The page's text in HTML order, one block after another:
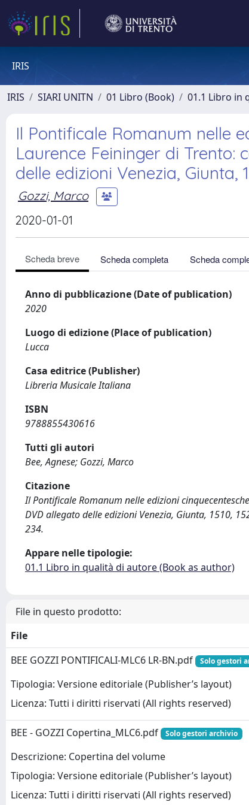
IRIS
IRIS SIARI UNITN 01 Libro (Book) 01.1 Libro in
Il Pontificale Romanum nelle
Laurence Feininger di Trento:
delle edizioni Venezia, Giunta,
Gozzi, Marco
2020-01-01
Scheda breve Scheda completa Scheda
Anno di pubblicazione (Date of publication)
2020
Luogo di edizione (Place of publication)
Lucca
Casa editrice (Publisher)
Libreria Musicale Italiana
ISBN
9788855430616
Tutti gli autori
Bee, Agnese; Gozzi, Marco
Citazione
Il Pontificale Romanum nelle edizioni
DVD allegato delle edizioni Venezia, Giunta, 1510,
234.
Appare nelle tipologie:
01.1 Libro in qualità di autore (Book as author)
File in questo prodotto:
File
BEE GOZZI PONTIFICALI-MLC6 LR-BN.pdf
Solo gestori
Tipologia: Versione editoriale (Publisher’s layout)
Licenza: Tutti i diritti riservati (All rights reserved)
BEE - GOZZI Copertina_MLC6.pdf Solo gestori archivio
Descrizione: Copertina del volume
Tipologia: Versione editoriale (Publisher’s layout)
Licenza: Tutti i diritti riservati (All rights reserved)